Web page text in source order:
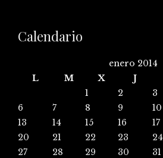
Calendario
enero 2014
L
M X J
1
2 3
6
7 8 9 10
13
14 15 16 17
20
21 22 23 24
27
28 29 30 31